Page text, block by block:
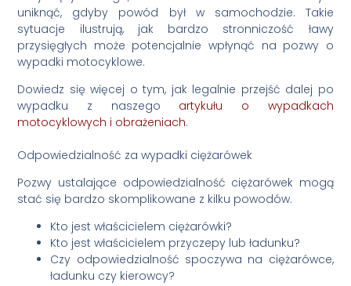
uniknąć, gdyby powód był w samochodzie. Takie
sytuacje ilustrują, jak bardzo stronniczość ławy
przysięgłych może potencjalnie wpłynąć na pozwy o
wypadki motocyklowe.
Dowiedz się więcej o tym, jak legalnie przejść dalej po
wypadku z naszego artykułu o wypadkach
motocyklowych i obrażeniach.
Odpowiedzialność za wypadki ciężarówek
Pozwy ustalające odpowiedzialność ciężarówek mogą
stać się bardzo skomplikowane z kilku powodów.
Kto jest właścicielem ciężarówki?
Kto jest właścicielem przyczepy lub ładunku?
Czy odpowiedzialność spoczywa na ciężarówce,
ładunku czy kierowcy?